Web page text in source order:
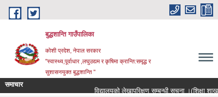
Skip to main content
बुद्धशान्ति गाउँपालिका
कोशी प्रदेश, नेपाल सरकार
"स्वास्थ्य,पूर्वाधार ,लघुउद्यम र कृषिमा क्रान्ति:समृद्ध र
सुशासनयुक्त बुद्धशान्ति "
समाचार
विद्यालयको लेखापरिक्षण सम्बन्धी सूचना ।(शिक्षा शाखा)